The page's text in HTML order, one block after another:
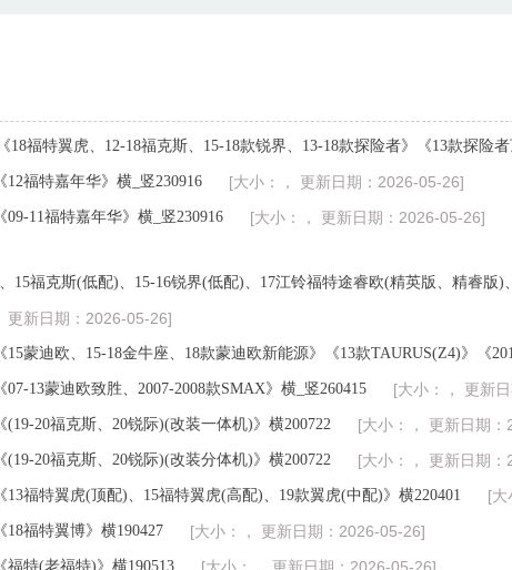
18福特翼虎、12-18福克斯、15-18款锐界、13-18款探险者》《13款探险
12福特嘉年华》横_竖230916 [大小：， 更新日期：2026-05-26]
09-11福特嘉年华》横_竖230916 [大小：， 更新日期：2026-05-26]
15福克斯(低配)、15-16锐界(低配)、17江铃福特途睿欧(精英版、精睿
更新日期：2026-05-26]
15蒙迪欧、15-18金牛座、18款蒙迪欧新能源》《13款TAURUS(Z4)》《
07-13蒙迪欧致胜、2007-2008款SMAX》横_竖260415 [大小：， 更新
(19-20福克斯、20锐际)(改装一体机)》横200722 [大小：， 更新日期
(19-20福克斯、20锐际)(改装分体机)》横200722 [大小：， 更新日期
13福特翼虎(顶配)、15福特翼虎(高配)、19款翼虎(中配)》横220401 [大
18福特翼博》横190427 [大小：， 更新日期：2026-05-26]
福特(老福特)》横190513